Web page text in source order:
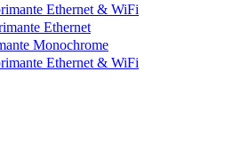
Ethernet & WiFi
Ethernet
Monochrome
Ethernet & WiFi